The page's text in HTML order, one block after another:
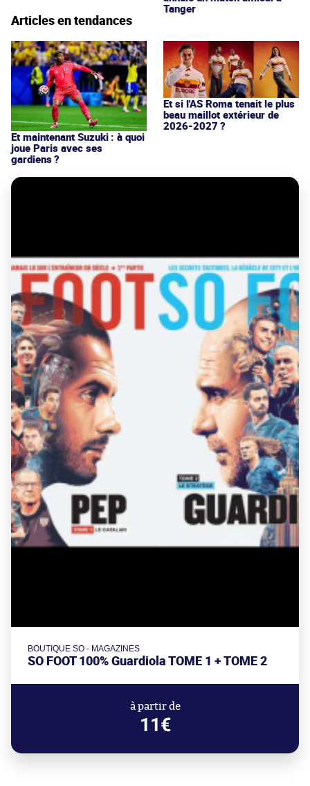
Tanger
Articles en tendances
Et maintenant Suzuki : à quoi
joue Paris avec ses
gardiens ?
Et si l'AS Roma tenait le plus
beau maillot extérieur de
2026-2027 ?
BOUTIQUE SO - MAGAZINES
SO FOOT 100% Guardiola TOME 1 + TOME 2
à partir de
11€